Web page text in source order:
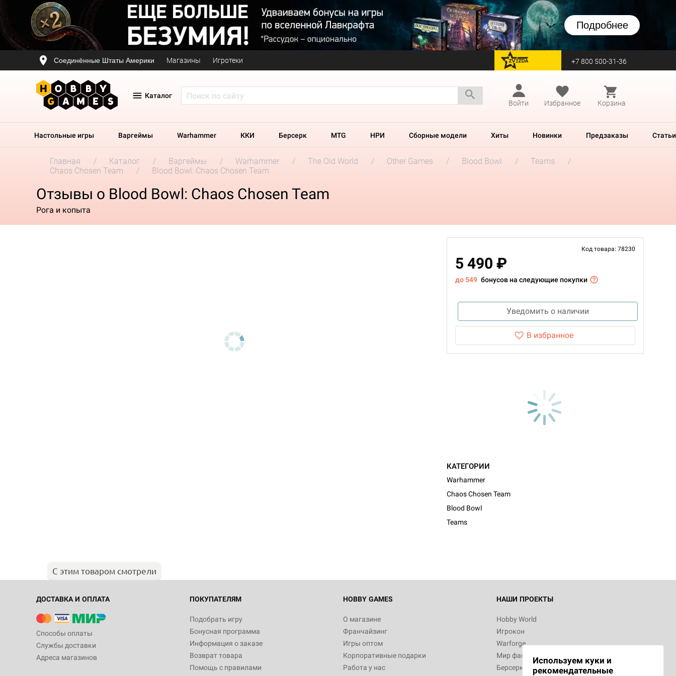
Подробнее
Соединённые Штаты Америки Магазины Игротеки перейти на Zvezda +7 800 500-31-36
Каталог
Войти
Избранное Корзина
Настольные игры Варгеймы Warhammer ККИ Берсерк MTG НРИ Сборные модели Хиты Новинки Предзаказы Статьи
Главная Каталог Варгеймы Warhammer The Old World Other Games Blood Bowl
Teams
Chaos Chosen Team
Blood Bowl: Chaos Chosen Team
Отзывы о Blood Bowl: Chaos Chosen Team
Рога и копыта
Код товара: 78230
5 490 ₽
до 549 бонусов на следующие покупки
Уведомить о наличии
В избранное
КАТЕГОРИИ
Warhammer
Chaos Chosen Team
Blood Bowl
Teams
С этим товаром смотрели
ДОСТАВКА И ОПЛАТА
Способы оплаты
Службы доставки
Адреса магазинов
ПОКУПАТЕЛЯМ
Подобрать игру
Бонусная программа
Информация о заказе
Возврат товара
Помощь с правилами
HOBBY GAMES
О магазине
Франчайзинг
Игры оптом
Корпоративные подарки
Работа у нас
НАШИ ПРОЕКТЫ
Hobby World
Игрокон
Warforge
Мир фантастики
Берсерк
Используем куки и
рекомендательные